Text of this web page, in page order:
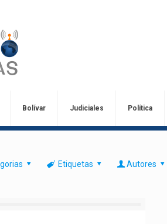
Bolívar Judiciales Política
Etiquetas Autores